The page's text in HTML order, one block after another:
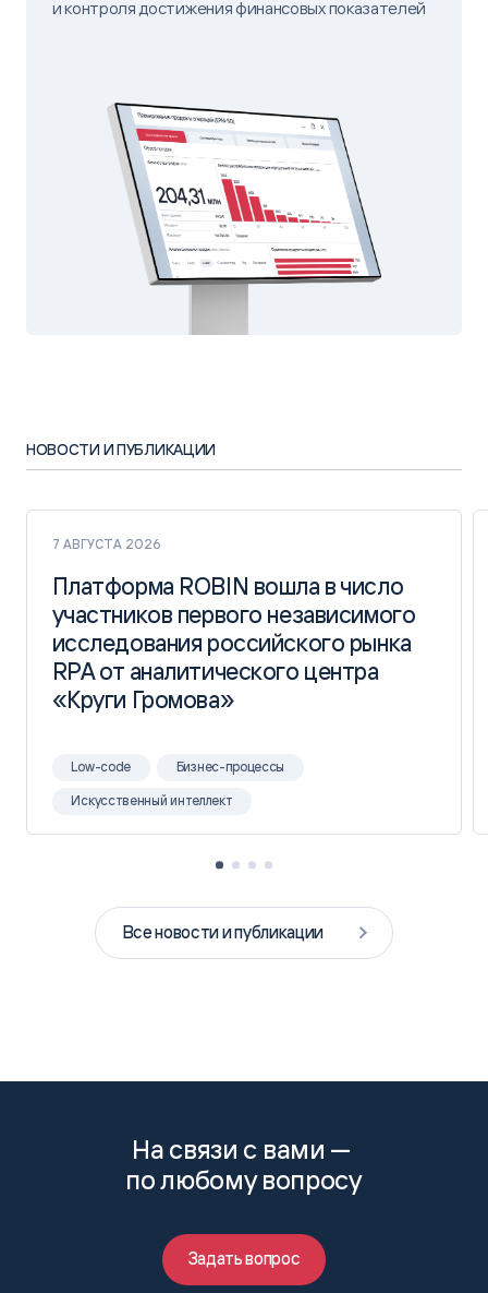
и контроля достижения финансовых показателей
НОВОСТИ И ПУБЛИКАЦИИ
7 АВГУСТА 2026
Платформа ROBIN вошла в число
участников первого независимого
исследования российского рынка
RPA от аналитического центра
«Круги Громова»
Платформа ROBIN вошла в число
участников первого независимого
исследования российского рынка
RPA от аналитического центра
«Круги Громова»
Low-code Бизнес-процессы
Искусственный интеллект
Все новости и публикации
На связи с вами —
по любому вопросу
Задать вопрос